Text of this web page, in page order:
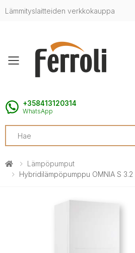
Lämmityslaitteiden verkkokauppa
Toggle mobile
+358413120314
WhatsApp
Search
Lämpöpumput
Hybridilämpöpumppu OMNIA S 3.2